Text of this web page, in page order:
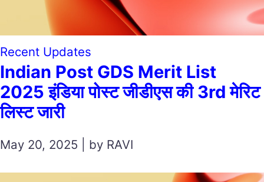
Recent Updates
Indian Post GDS Merit List
2025 इंडिया पोस्ट जीडीएस की 3rd मेरिट
लिस्ट जारी
May 20, 2025 | by RAVI